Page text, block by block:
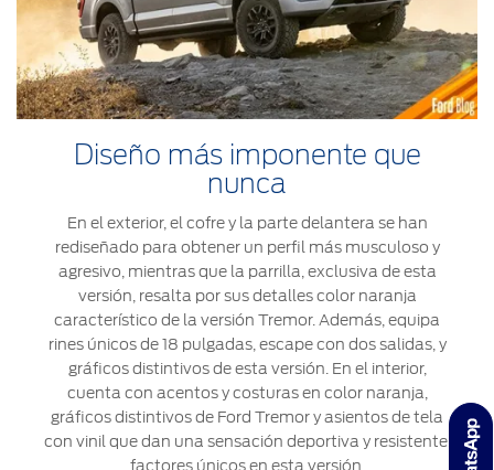
Diseño más imponente que
nunca
En el exterior, el cofre y la parte delantera se han
rediseñado para obtener un perfil más musculoso y
agresivo, mientras que la parrilla, exclusiva de esta
versión, resalta por sus detalles color naranja
característico de la versión Tremor. Además, equipa
rines únicos de 18 pulgadas, escape con dos salidas, y
gráficos distintivos de esta versión. En el interior,
cuenta con acentos y costuras en color naranja,
gráficos distintivos de Ford Tremor y asientos de tela
con vinil que dan una sensación deportiva y resistente,
factores únicos en esta versión.